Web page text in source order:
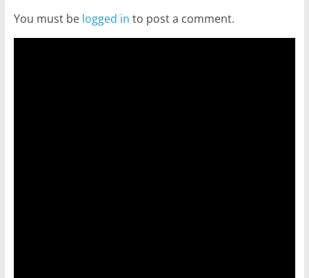
You must be logged in to post a comment.